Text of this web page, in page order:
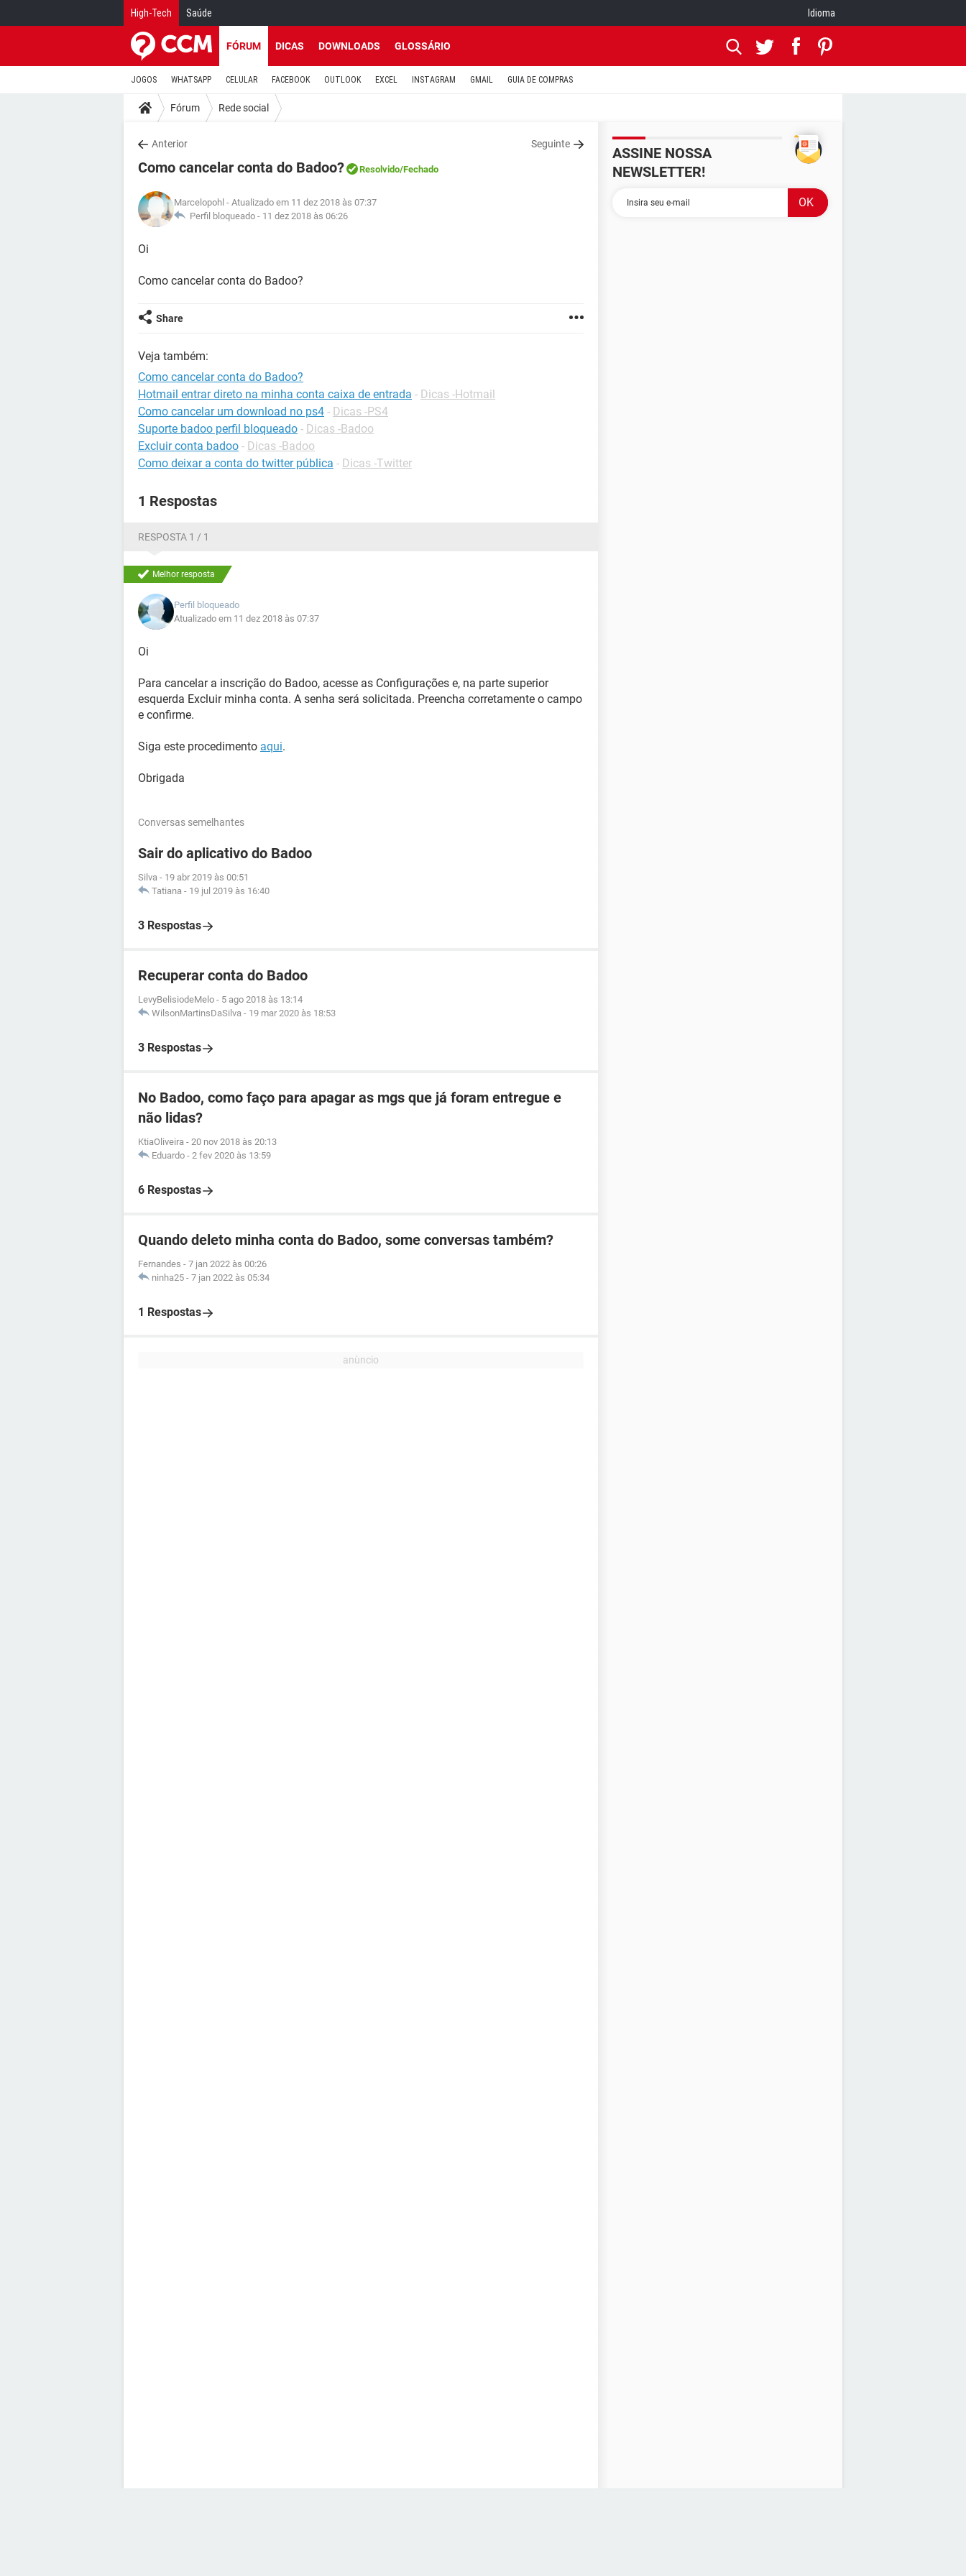
High-Tech Saúde Idioma
FÓRUM DICAS DOWNLOADS GLOSSÁRIO
JOGOS WHATSAPP CELULAR FACEBOOK OUTLOOK EXCEL INSTAGRAM GMAIL GUIA DE COMPRAS
Fórum Rede social
Anterior Seguinte
Como cancelar conta do Badoo? Resolvido/Fechado
Marcelopohl - Atualizado em 11 dez 2018 às 07:37
Perfil bloqueado - 11 dez 2018 às 06:26
Oi
Como cancelar conta do Badoo?
Share
Veja também:
Como cancelar conta do Badoo?
Hotmail entrar direto na minha conta caixa de entrada - Dicas -Hotmail
Como cancelar um download no ps4 - Dicas -PS4
Suporte badoo perfil bloqueado - Dicas -Badoo
Excluir conta badoo - Dicas -Badoo
Como deixar a conta do twitter pública - Dicas -Twitter
1 Respostas
RESPOSTA 1 / 1
Melhor resposta
Perfil bloqueado
Atualizado em 11 dez 2018 às 07:37
Oi
Para cancelar a inscrição do Badoo, acesse as Configurações e, na parte superior
esquerda Excluir minha conta. A senha será solicitada. Preencha corretamente o campo
e confirme.
Siga este procedimento aqui.
Obrigada
Conversas semelhantes
Sair do aplicativo do Badoo
Silva - 19 abr 2019 às 00:51
Tatiana - 19 jul 2019 às 16:40
3 Respostas
Recuperar conta do Badoo
LevyBelisiodeMelo - 5 ago 2018 às 13:14
WilsonMartinsDaSilva - 19 mar 2020 às 18:53
3 Respostas
No Badoo, como faço para apagar as mgs que já foram entregue e
não lidas?
KtiaOliveira - 20 nov 2018 às 20:13
Eduardo - 2 fev 2020 às 13:59
6 Respostas
Quando deleto minha conta do Badoo, some conversas também?
Fernandes - 7 jan 2022 às 00:26
ninha25 - 7 jan 2022 às 05:34
1 Respostas
ASSINE NOSSA
NEWSLETTER!